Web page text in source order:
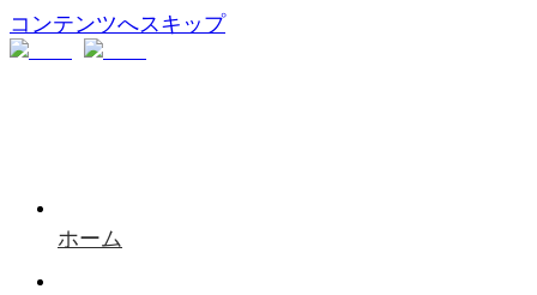
コンテンツへスキップ
ホーム